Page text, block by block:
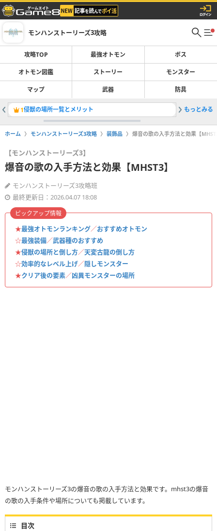
モンハンストーリーズ3攻略
攻略TOP 最強オトモン ボス
オトモン図鑑 ストーリー モンスター
マップ 武器 防具
1侵獣の場所一覧とメリット 2侵獣ネ
もっとみる
ホーム モンハンストーリーズ3攻略 装飾品 爆音の歌の入手方法と効果【
【モンハンストーリーズ3】
爆音の歌の入手方法と効果【MHST3】
モンハンストーリーズ3攻略班
最終更新日：2026.04.07 18:08
★最強オトモンランキング／おすすめオトモン
☆最強装備／武器種のおすすめ
★侵獣の場所と倒し方／天変古龍の倒し方
☆効率的なレベル上げ／隠しモンスター
★クリア後の要素／凶異モンスターの場所
ピックアップ情報
モンハンストーリーズ3の爆音の歌の入手方法と効果です。mhst3の爆音
の歌の入手条件や場所についても掲載しています。
目次